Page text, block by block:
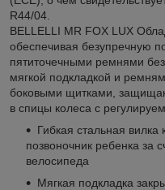
R44/04.
BELLELLI MR FOX LUX
обеспечивая безупречную
пятиточечными ремнями
мягкой подкладкой и
боковыми щитками,
в спицы колеса с
Гибкая стальная вилка
позвоночник ребенка за
велосипеда
Мягкая подкладка